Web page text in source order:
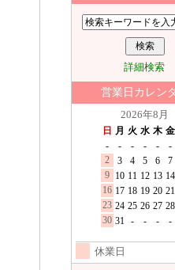
詳細検索
営業日カレン
2026年8月
日 月 火 水 木 金
-
- - - - -
2
3 4 5 6 7
9
10 11 12 13 14
16 17 18 19 20 21
23 24 25 26 27 28
30 31 - - - -
休業日